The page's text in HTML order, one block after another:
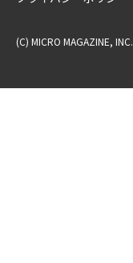
(C) MICRO MAGAZINE, INC.